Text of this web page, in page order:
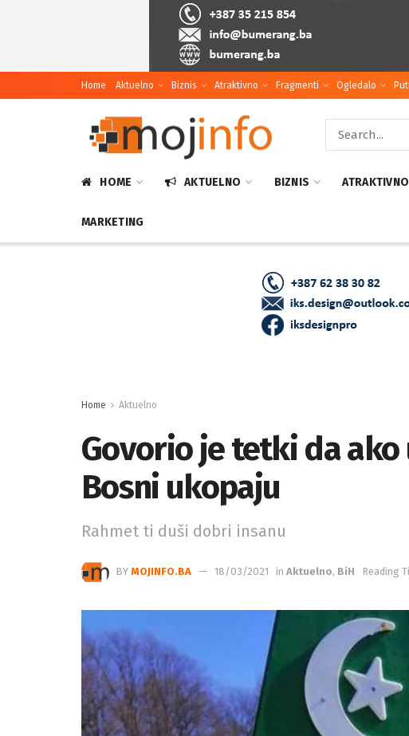
Home Aktuelno Biznis Atraktivno Fragmenti Ogledalo
HOME AKTUELNO BIZNIS ATRAKTIVNO
MARKETING
Home Aktuelno
Govorio je tetki da
Bosni ukopaju
Rahmet ti duši dobri insanu
BY MOJINFO.BA 18/03/2021 in Aktuelno, BiH Reading